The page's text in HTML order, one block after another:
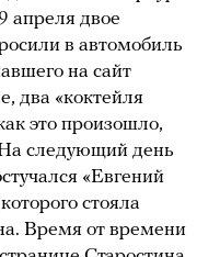
двое
в автомобиль
на сайт
два «коктейля
это произошло,
следующий день
«Евгений
стояла
Время от времени